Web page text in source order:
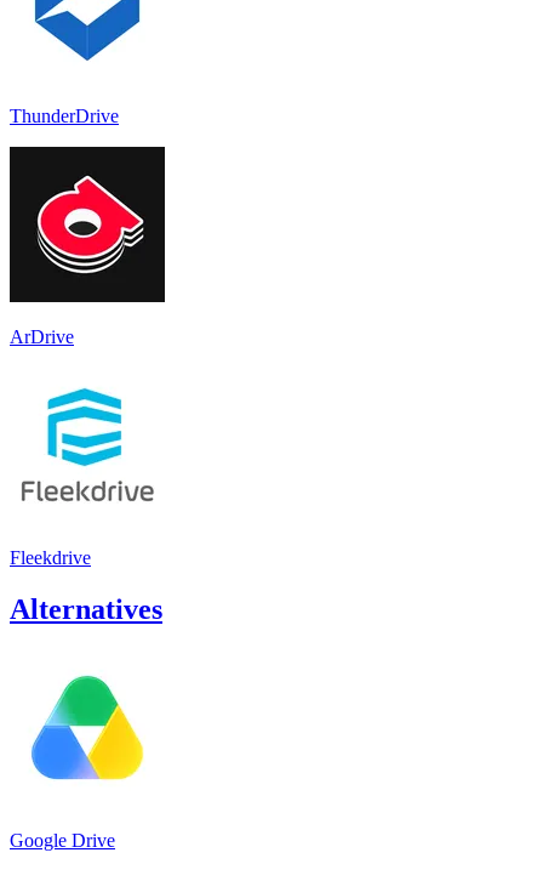
ThunderDrive
ArDrive
Fleekdrive
Alternatives
Google Drive